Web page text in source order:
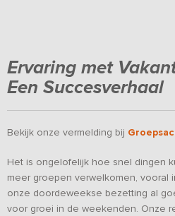
Ervaring met
Een Succesverhaal
Bekijk onze vermelding bij
Het is ongelofelijk hoe snel dingen
meer groepen verwelkomen, vooral
onze doordeweekse bezetting al
voor groei in de weekenden. Onze